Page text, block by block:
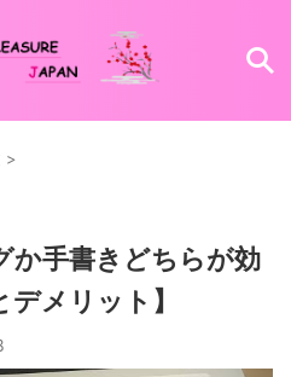
>
か手書きどちらが効
メリット】